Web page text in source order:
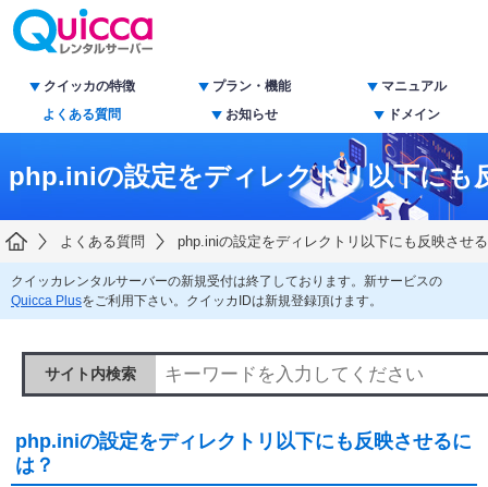
クイッカの特徴 プラン・機能
マニュアル
よくある質問
お知らせ ドメイン
php.iniの設定をディレクトリ以下にも
よくある質問 php.iniの設定をディレクトリ以下にも反映させ
クイッカレンタルサーバーの新規受付は終了しております。新サービスの
Quicca Plusをご利用下さい。クイッカIDは新規登録頂けます。
サイト内検索
php.iniの設定をディレクトリ以下にも反映させるに
は？